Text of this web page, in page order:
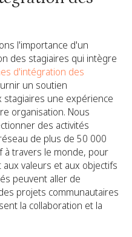
l'importance d'un
des stagiaires qui intègre
d'intégration des
un soutien
une expérience
organisation. Nous
des activités
de plus de 50 000
à travers le monde, pour
valeurs et aux objectifs
peuvent aller de
projets communautaires
la collaboration et la